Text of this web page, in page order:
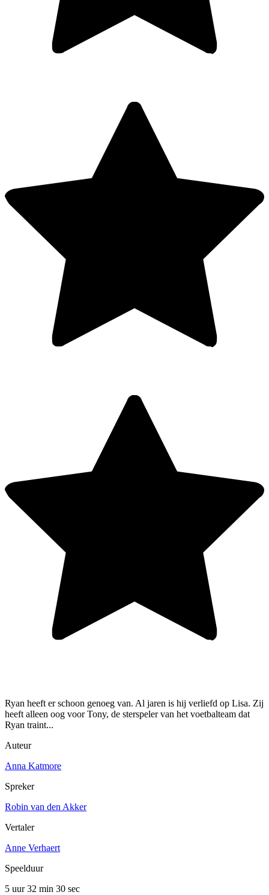
Ryan heeft er schoon genoeg van. Al jaren is hij verliefd op Lisa. Zij
heeft alleen oog voor Tony, de sterspeler van het voetbalteam dat
Ryan traint...
Auteur
Anna Katmore
Spreker
Robin van den Akker
Vertaler
Anne Verhaert
Speelduur
5 uur 32 min 30 sec